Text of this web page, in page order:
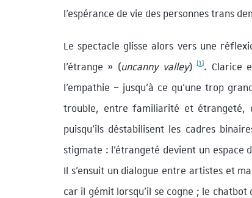
l’espérance de vie des personnes trans
Le spectacle glisse alors vers une
l’étrange » (uncanny valley)[1]. Clarice
l’empathie – jusqu’à ce qu’une trop
trouble, entre familiarité et étrangeté,
puisqu’ils déstabilisent les cadres
stigmate : l’étrangeté devient un espace
Il s’ensuit un dialogue entre artistes et
car il gémit lorsqu’il se cogne ; le